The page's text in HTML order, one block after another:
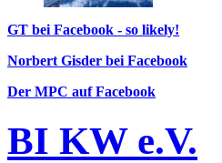
GT bei Facebook - so likely!
Norbert Gisder bei Facebook
Der MPC auf Facebook
BI KW e.V.